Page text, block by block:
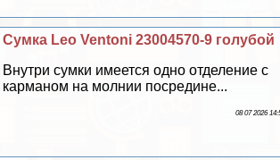
Сумка Leo Ventoni 23004570-9 гoлyбой
Внутри сумки имеется одно отделение с
карманом на молнии посредине...
08 07 2026